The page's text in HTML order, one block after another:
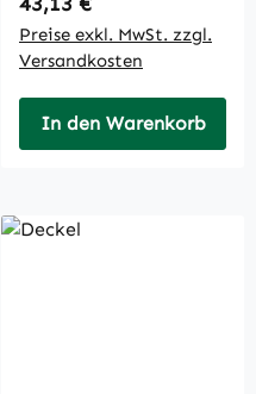
Preise exkl. MwSt. zzgl.
Versandkosten
In den Warenkorb